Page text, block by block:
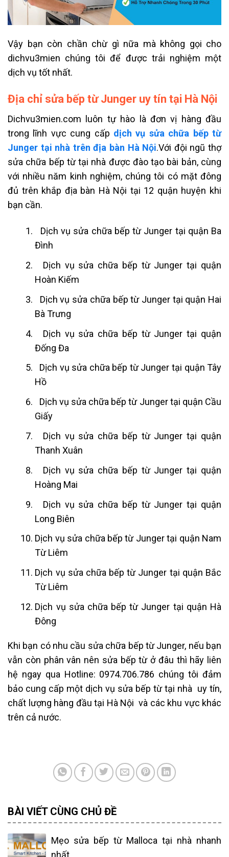
Vậy bạn còn chần chừ gì nữa mà không gọi cho
dichvu3mien chúng tôi để được trải nghiệm một
dịch vụ tốt nhất.
Địa chỉ sửa bếp từ Junger uy tín tại Hà Nội
Dichvu3mien.com luôn tự hào là đơn vị hàng đầu
trong lĩnh vực cung cấp dịch vụ sửa chữa bếp từ
Junger tại nhà trên địa bàn Hà Nội.Với đội ngũ thợ
sửa chữa bếp từ tại nhà được đào tạo bài bản, cùng
với nhiều năm kinh nghiệm, chúng tôi có mặt đông
đủ trên khắp địa bàn Hà Nội tại 12 quận huyện khi
bạn cần.
Dịch vụ sửa chữa bếp từ Junger tại quận Ba
Đình
Dịch vụ sửa chữa bếp từ Junger tại quận
Hoàn Kiếm
Dịch vụ sửa chữa bếp từ Junger tại quận Hai
Bà Trưng
Dịch vụ sửa chữa bếp từ Junger tại quận
Đống Đa
Dịch vụ sửa chữa bếp từ Junger tại quận Tây
Hồ
Dịch vụ sửa chữa bếp từ Junger tại quận Cầu
Giấy
Dịch vụ sửa chữa bếp từ Junger tại quận
Thanh Xuân
Dịch vụ sửa chữa bếp từ Junger tại quận
Hoàng Mai
Dịch vụ sửa chữa bếp từ Junger tại quận
Long Biên
Dịch vụ sửa chữa bếp từ Junger tại quận Nam
Từ Liêm
Dịch vụ sửa chữa bếp từ Junger tại quận Bắc
Từ Liêm
Dịch vụ sửa chữa bếp từ Junger tại quận Hà
Đông
Khi bạn có nhu cầu sửa chữa bếp từ Junger, nếu bạn
vẫn còn phân vân nên sửa bếp từ ở đâu thì hãy liên
hệ ngay qua Hotline: 0974.706.786 chúng tôi đảm
bảo cung cấp một dịch vụ sửa bếp từ tại nhà uy tín,
chất lượng hàng đầu tại Hà Nội và các khu vực khác
trên cả nước.
BÀI VIẾT CÙNG CHỦ ĐỀ
Mẹo sửa bếp từ Malloca tại nhà nhanh
nhất